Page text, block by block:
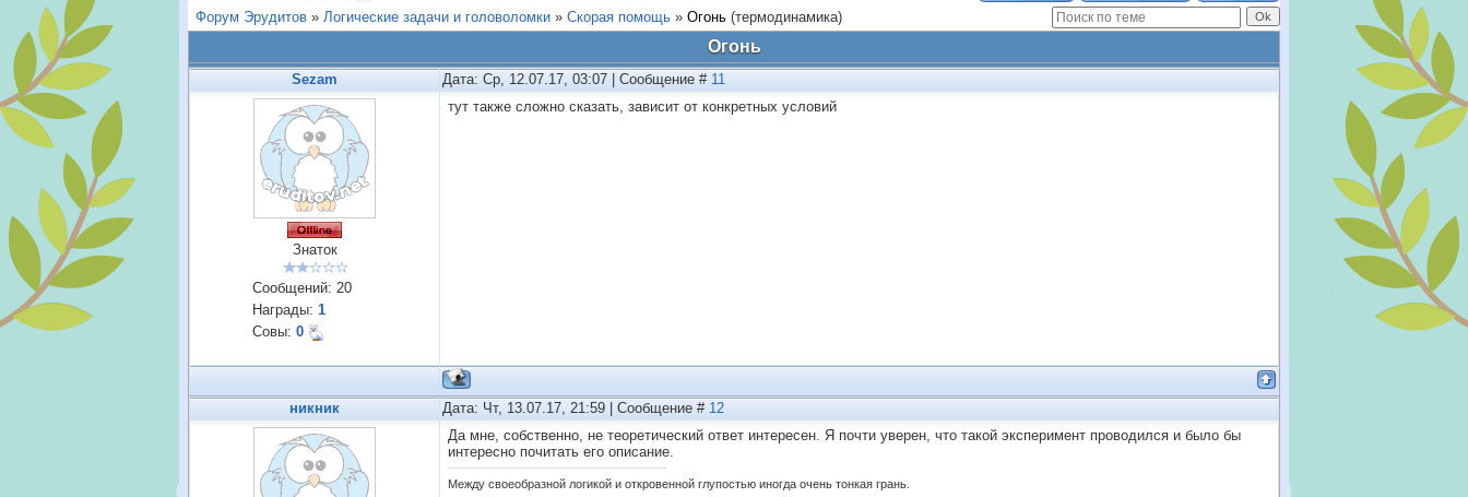
Форум Эрудитов » Логические задачи и головоломки » Скорая помощь » Огонь (термодинамика)
Огонь
Sezam Дата: Ср, 12.07.17, 03:07 | Сообщение # 11
Знаток
Сообщений: 20
Награды: 1
Совы: 0
тут также сложно сказать, зависит от конкретных условий
никник Дата: Чт, 13.07.17, 21:59 | Сообщение # 12
Да мне, собственно, не теоретический ответ интересен. Я почти уверен, что такой эксперимент проводился и было бы
интересно почитать его описание.
Между своеобразной логикой и откровенной глупостью иногда очень тонкая грань.